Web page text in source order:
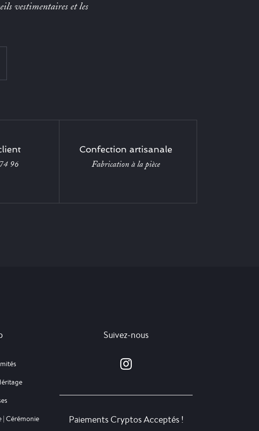
vestimentaires et les
96
Confection artisanale
Fabrication à la pièce
| Cérémonie
Suivez-nous
Paiements Cryptos Acceptés !